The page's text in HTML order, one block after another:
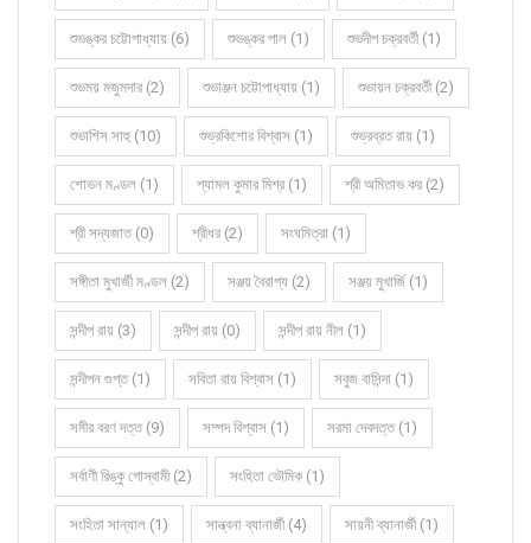
শুভঙ্কর চট্টোপাধ্যায় (6) শুভঙ্কর পাল (1) শুভদীপ চক্রবর্তী (1)
শুভময় মজুমদার (2) শুভাঞ্জন চট্টোপাধ্যায় (1) শুভায়ন চক্রবর্তী (2)
শুভাশিস সাহু (10) শুভ্রকিশোর বিশ্বাস (1) শুভ্রব্রত রায় (1)
শোভন মণ্ডল (1) শ্যামল কুমার মিশ্র (1) শ্রী অমিতাভ কর (2)
শ্রী সদ্যজাত (0) শ্রীধর (2) সংঘমিত্রা (1)
সঙ্গীতা মুখার্জী মণ্ডল (2) সঞ্জয় বৈরাগ্য (2) সঞ্জয় মুখার্জি (1)
সন্দীপ রায় (3) সন্দীপ রায় (0) সন্দীপ রায় নীল (1)
সন্দীপন গুপ্ত (1) সবিতা রায় বিশ্বাস (1) সবুজ বাসিন্দা (1)
সমীর বরণ দত্ত (9) সম্পদ বিশ্বাস (1) সরমা দেবদত্ত (1)
সর্বাণী রিঙ্কু গোস্বামী (2) সংহিতা ভৌমিক (1)
সংহিতা সান্যাল (1) সান্ত্বনা ব্যানার্জী (4) সায়নী ব্যানার্জী (1)